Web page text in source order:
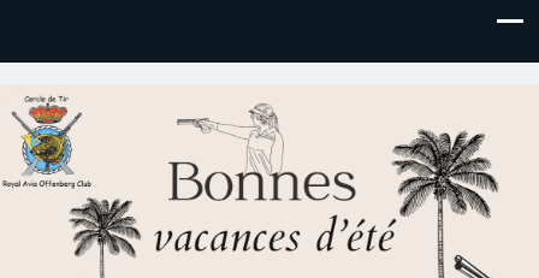
Royal AOC Florennes
Section TIR de l'AVIA